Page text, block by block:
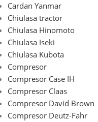
Cardan Yanmar
Chiulasa tractor
Chiulasa Hinomoto
Chiulasa Iseki
Chiulasa Kubota
Compresor
Compresor Case IH
Compresor Claas
Compresor David Brown
Compresor Deutz-Fahr